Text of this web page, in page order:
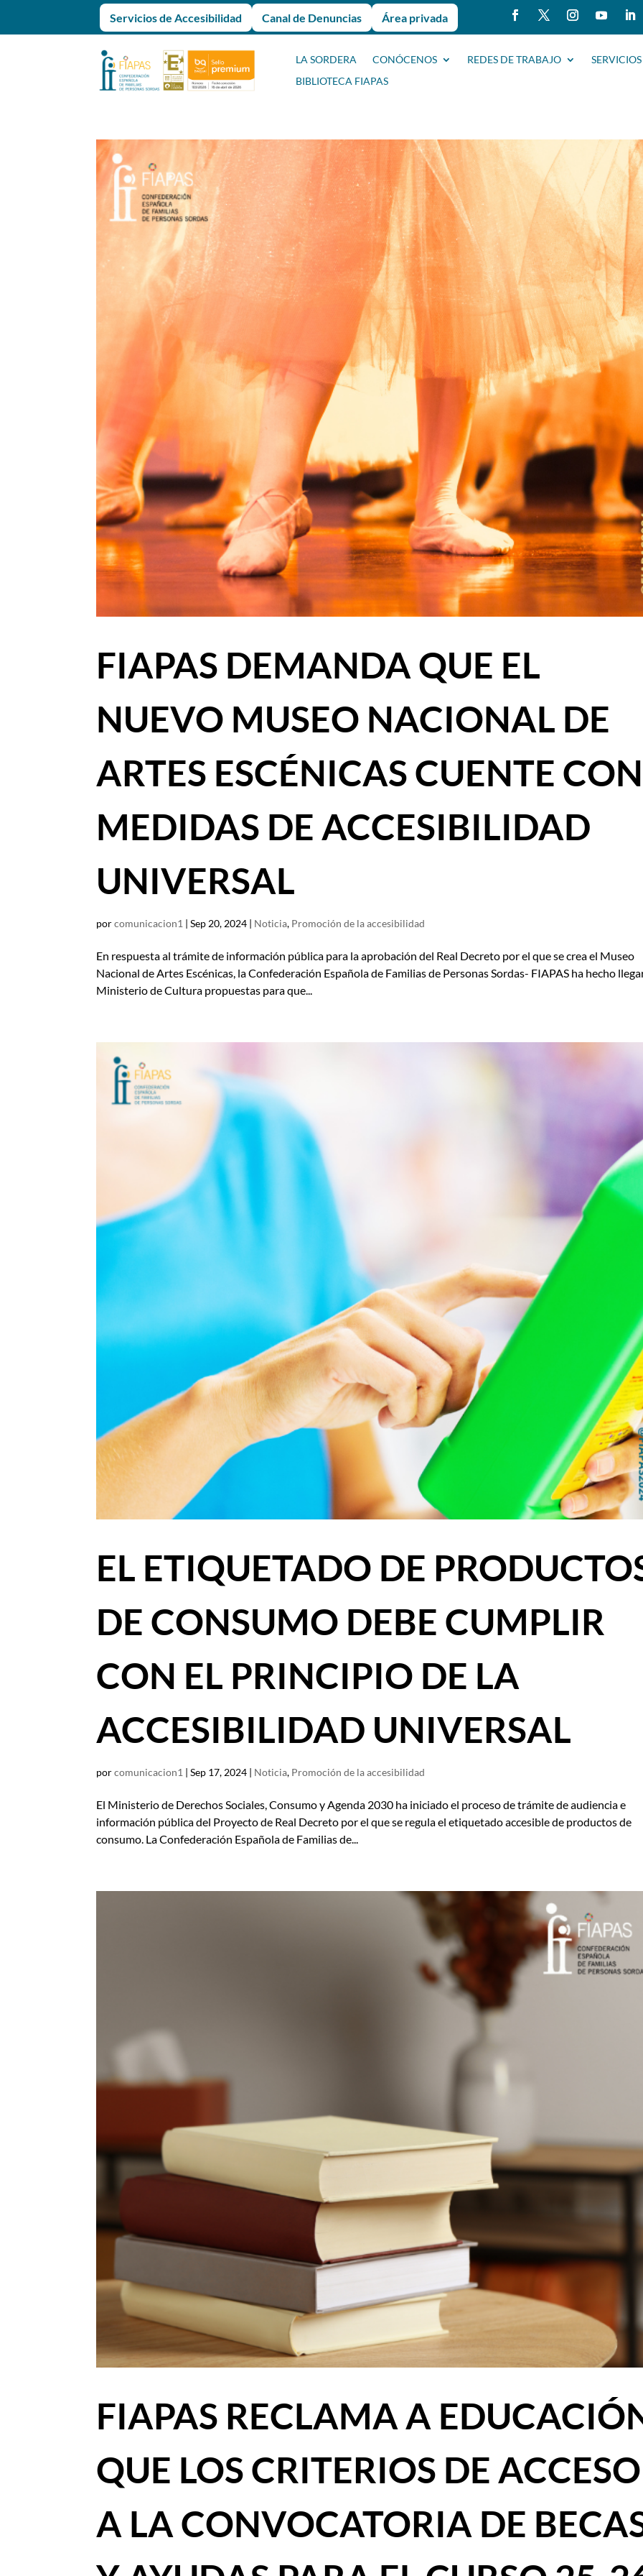
Servicios de Accesibilidad Canal de Denuncias Área privada
LA SORDERA CONÓCENOS REDES DE TRABAJO
SERVICIOS
BIBLIOTECA FIAPAS
FIAPAS DEMANDA QUE EL
NUEVO MUSEO NACIONAL DE
ARTES ESCÉNICAS CUENTE CON
MEDIDAS DE ACCESIBILIDAD
UNIVERSAL
porcomunicacion1 |Sep 20, 2024 | Noticia, Promoción de la accesibilidad
En respuesta al trámite de información pública para la aprobación del Real Decreto por el que se crea el Museo
Nacional de Artes Escénicas, la Confederación Española de Familias de Personas Sordas- FIAPAS ha hecho
Ministerio de Cultura propuestas para que...
EL ETIQUETADO DE
DE CONSUMO DEBE CUMPLIR
CON EL PRINCIPIO DE LA
ACCESIBILIDAD UNIVERSAL
porcomunicacion1 |Sep 17, 2024 | Noticia, Promoción de la accesibilidad
El Ministerio de Derechos Sociales, Consumo y Agenda 2030 ha iniciado el proceso de trámite de audiencia e
información pública del Proyecto de Real Decreto por el que se regula el etiquetado accesible de productos de
consumo. La Confederación Española de Familias de...
FIAPAS RECLAMA A
QUE LOS CRITERIOS DE ACCESO
A LA CONVOCATORIA DE